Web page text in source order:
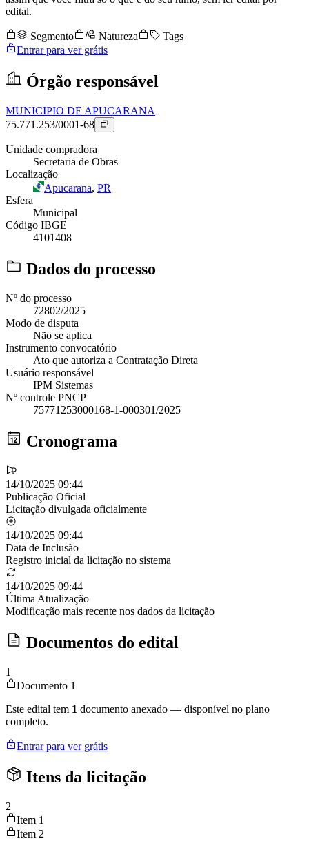
edital.
Segmento Natureza
Tags
Entrar para ver grátis
Órgão responsável
MUNICIPIO DE APUCARANA
75.771.253/0001-68
Unidade compradora
Secretaria de Obras
Localização
Apucarana, PR
Esfera
Municipal
Código IBGE
4101408
Dados do processo
Nº do processo
72802/2025
Modo de disputa
Não se aplica
Instrumento convocatório
Ato que autoriza a Contratação Direta
Usuário responsável
IPM Sistemas
Nº controle PNCP
75771253000168-1-000301/2025
Cronograma
14/10/2025 09:44
Publicação Oficial
Licitação divulgada oficialmente
14/10/2025 09:44
Data de Inclusão
Registro inicial da licitação no sistema
14/10/2025 09:44
Última Atualização
Modificação mais recente nos dados da licitação
Documentos do edital
1
Documento 1
Este edital tem 1 documento anexado — disponível no plano
completo.
Entrar para ver grátis
Itens da licitação
2
Item 1
Item 2